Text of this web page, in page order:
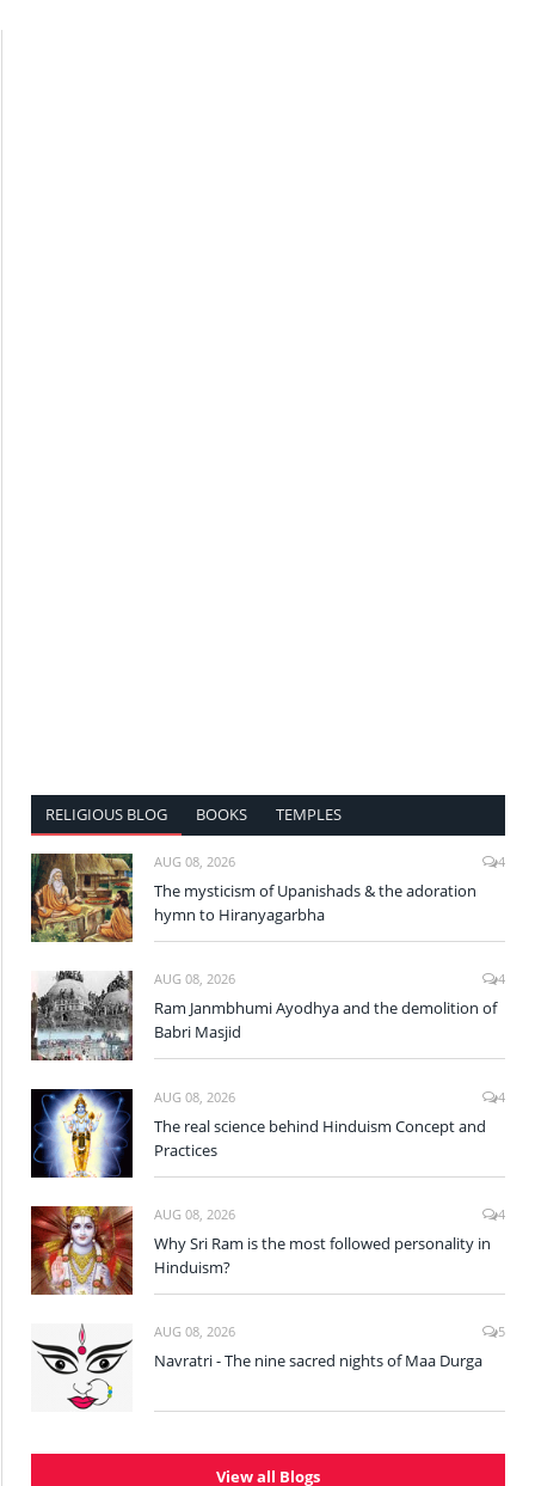
RELIGIOUS BLOG BOOKS TEMPLES
AUG 08, 2026 4
The mysticism of Upanishads & the adoration
hymn to Hiranyagarbha
AUG 08, 2026 4
Ram Janmbhumi Ayodhya and the demolition of
Babri Masjid
AUG 08, 2026 4
The real science behind Hinduism Concept and
Practices
AUG 08, 2026 4
Why Sri Ram is the most followed personality in
Hinduism?
AUG 08, 2026 5
Navratri - The nine sacred nights of Maa Durga
View all Blogs